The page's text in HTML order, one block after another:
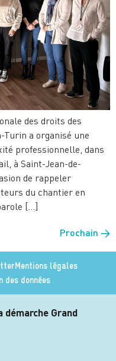
des droits des
Turin a organisé une
professionnelle, dans
à Saint-Jean-de-
de rappeler
du chantier en
[…]
Prochain →
Mentions légales
des données
Grand